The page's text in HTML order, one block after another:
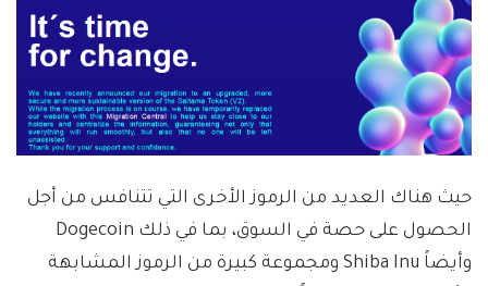
حيث هناك العديد من الرموز الأخرى التي تتنافس من أجل
الحصول على حصة في السوق، بما في ذلك Dogecoin
وأيضاً Shiba Inu ومجموعة كبيرة من الرموز المشابهة